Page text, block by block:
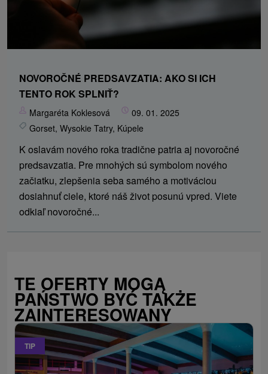
NOVOROČNÉ PREDSAVZATIA: AKO SI ICH
TENTO ROK SPLNIŤ?
Margaréta Koklesová
09. 01. 2025
Gorset, Wysokie Tatry, Kúpele
K oslavám nového roka tradične patria aj novoročné
predsavzatia. Pre mnohých sú symbolom nového
začiatku, zlepšenia seba samého a motiváciou
dosiahnuť ciele, ktoré náš život posunú vpred. Viete
odkiaľ novoročné...
TE OFERTY MOGĄ
PAŃSTWO BYĆ TAKŻE
ZAINTERESOWANY
TIP